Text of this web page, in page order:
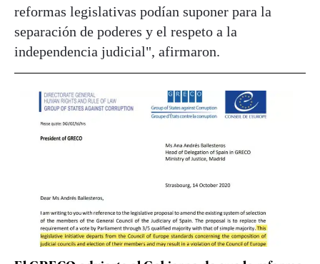
reformas legislativas podían suponer para la
separación de poderes y el respeto a la
independencia judicial", afirmaron.